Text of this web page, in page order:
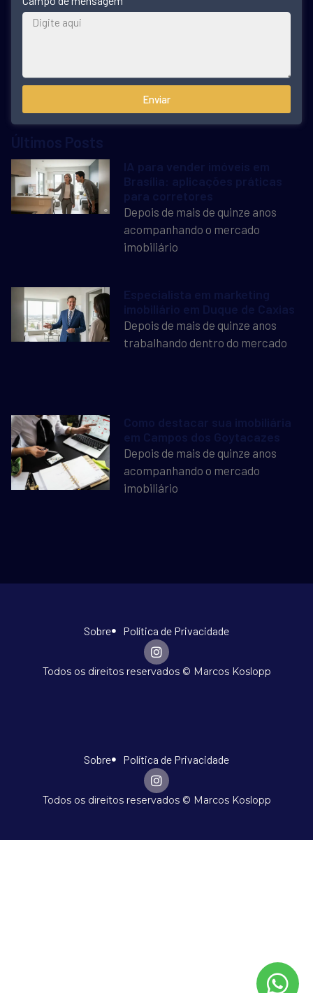
Enviar
Últimos Posts
IA para vender imóveis em
Brasília: aplicações práticas
para corretores
Depois de mais de quinze anos
acompanhando o mercado
imobiliário
Especialista em marketing
imobiliário em Duque de Caxias
Depois de mais de quinze anos
trabalhando dentro do mercado
Como destacar sua imobiliária
em Campos dos Goytacazes
Depois de mais de quinze anos
acompanhando o mercado
imobiliário
Sobre Política de Privacidade
Todos os direitos reservados © Marcos Koslopp
Sobre Política de Privacidade
Todos os direitos reservados © Marcos Koslopp